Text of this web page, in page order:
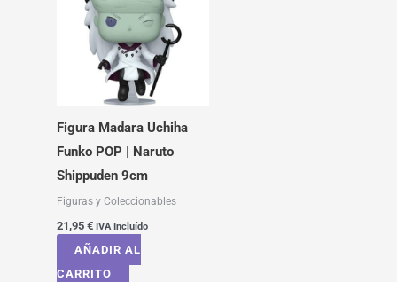
Figura Madara Uchiha
Funko POP | Naruto
Shippuden 9cm
Figuras y Coleccionables
21,95 € IVA Incluído
AÑADIR AL
CARRITO